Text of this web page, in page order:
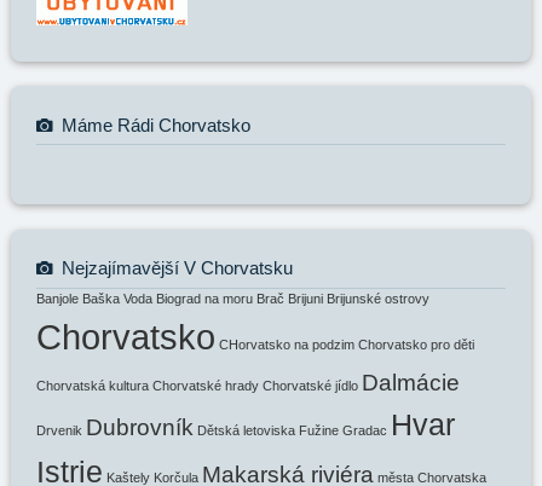
Máme Rádi Chorvatsko
Nejzajímavější V Chorvatsku
Banjole Baška Voda Biograd na moru Brač Brijuni Brijunské ostrovy
Chorvatsko CHorvatsko na podzim Chorvatsko pro děti
Chorvatská kultura Chorvatské hrady Chorvatské jídlo Dalmácie
Drvenik Dubrovník Dětská letoviska Fužine Gradac Hvar
Istrie Kaštely Korčula Makarská riviéra města Chorvatska